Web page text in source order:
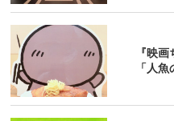
『映
「人